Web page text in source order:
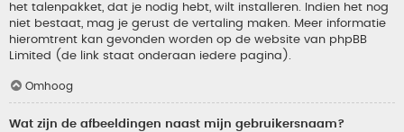
het talenpakket, dat je nodig hebt, wilt installeren. Indien het nog
niet bestaat, mag je gerust de vertaling maken. Meer informatie
hieromtrent kan gevonden worden op de website van phpBB
Limited (de link staat onderaan iedere pagina).
Omhoog
Wat zijn de afbeeldingen naast mijn gebruikersnaam?